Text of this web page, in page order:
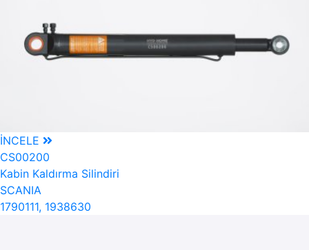
İNCELE
CS00200
Kabin Kaldırma Silindiri
SCANIA
1790111, 1938630